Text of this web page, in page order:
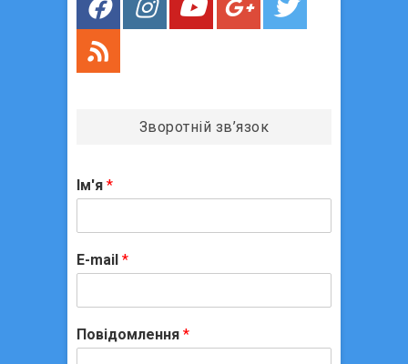
в
Зворотній зв’язок
Ім'я *
E-mail *
Повідомлення *